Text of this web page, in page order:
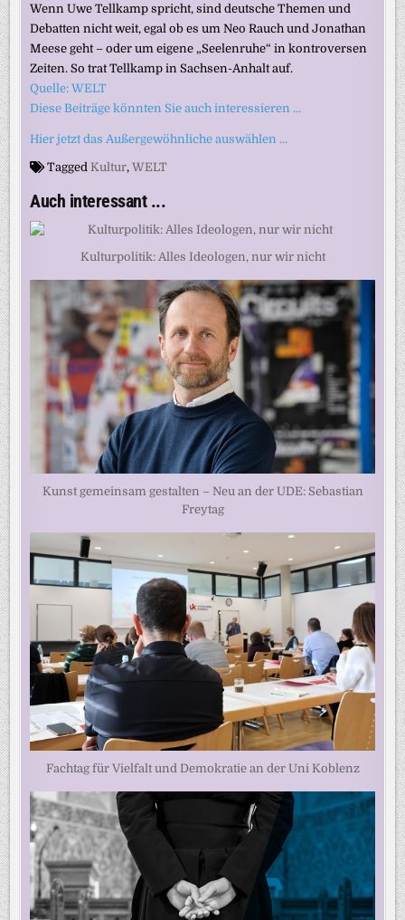
Wenn Uwe Tellkamp spricht, sind deutsche Themen und
Debatten nicht weit, egal ob es um Neo Rauch und Jonathan
Meese geht – oder um eigene „Seelenruhe“ in kontroversen
Zeiten. So trat Tellkamp in Sachsen-Anhalt auf.
Quelle: WELT
Diese Beiträge könnten Sie auch interessieren …
Hier jetzt das Außergewöhnliche auswählen …
Tagged Kultur,WELT
Auch interessant ...
Kulturpolitik: Alles Ideologen, nur wir nicht
Kunst gemeinsam gestalten – Neu an der UDE: Sebastian
Freytag
Fachtag für Vielfalt und Demokratie an der Uni Koblenz